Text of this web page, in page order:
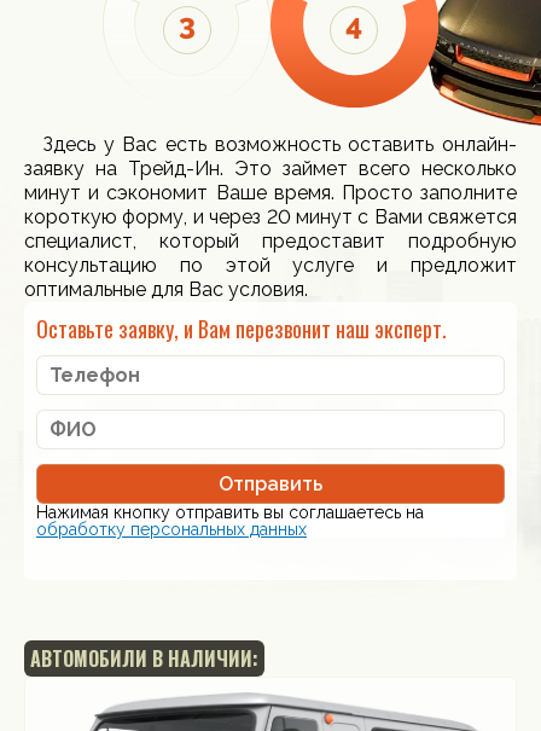
Здесь у Вас есть возможность оставить онлайн-
заявку на Трейд-Ин. Это займет всего несколько
минут и сэкономит Ваше время. Просто заполните
короткую форму, и через 20 минут с Вами свяжется
специалист, который предоставит подробную
консультацию по этой услуге и предложит
оптимальные для Вас условия.
Оставьте заявку, и Вам перезвонит наш эксперт.
Отправить
Нажимая кнопку отправить вы соглашаетесь на
обработку персональных данных
АВТОМОБИЛИ В НАЛИЧИИ: